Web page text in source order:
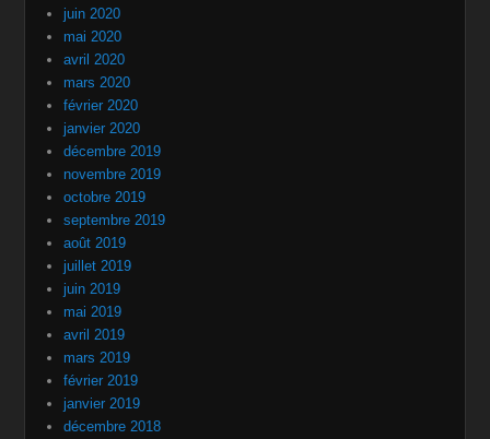
juin 2020
mai 2020
avril 2020
mars 2020
février 2020
janvier 2020
décembre 2019
novembre 2019
octobre 2019
septembre 2019
août 2019
juillet 2019
juin 2019
mai 2019
avril 2019
mars 2019
février 2019
janvier 2019
décembre 2018